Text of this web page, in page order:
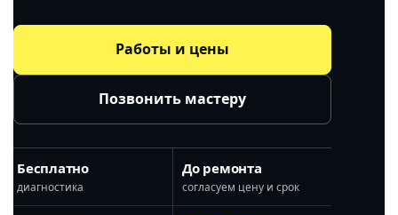
Работы и цены
Позвонить мастеру
Бесплатно
диагностика
До ремонта
согласуем цену и срок